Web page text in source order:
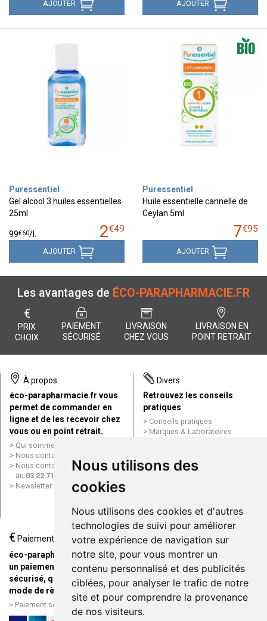
Nous utilisons des
cookies
Nous utilisons des cookies et d'autres
technologies de suivi pour améliorer
votre expérience de navigation sur
notre site, pour vous montrer un
contenu personnalisé et des publicités
ciblées, pour analyser le trafic de notre
site et pour comprendre la provenance
de nos visiteurs.
AJOUTER AJOUTER
Puressentiel
Gel alcool 3 huiles essentielles
25ml
2€49
99€60/
AJOUTER
Puressentiel
Huile essentielle cannelle de
Ceylan 5ml
7€95
AJOUTER
Les avantages de ÉCO-PARAPHARMACIE.FR
€
PRIX
CHOIX
PAIEMENT
SÉCURISÉ
LIVRAISON
CHEZ VOUS
LIVRAISON EN
POINT RETRAIT
À propos
éco-parapharmacie.fr vous
permet de commander en
ligne et de les recevoir chez
vous ou en point retrait.
Qui sommes nous ?
Nous contacter par e-mail
Nous contacter par téléphone
au 03 22 71 64 10
Newsletter
Divers
Retrouvez les conseils
pratiques
Conseils pratiques
Marques & Laboratoires
Mentions légales
Données personnelles
ligne
€ Paiement
éco-parapharmacie.fr offre
un paiement entièrement
sécurisé, quel que soit le
mode de règlement
Paiement sécurisé et simple
Livraison / Point retrait
Commandez en ligne et
recevez votre commande
rapidement chez vous ou en
point retrait
Livraison chez vous ou en